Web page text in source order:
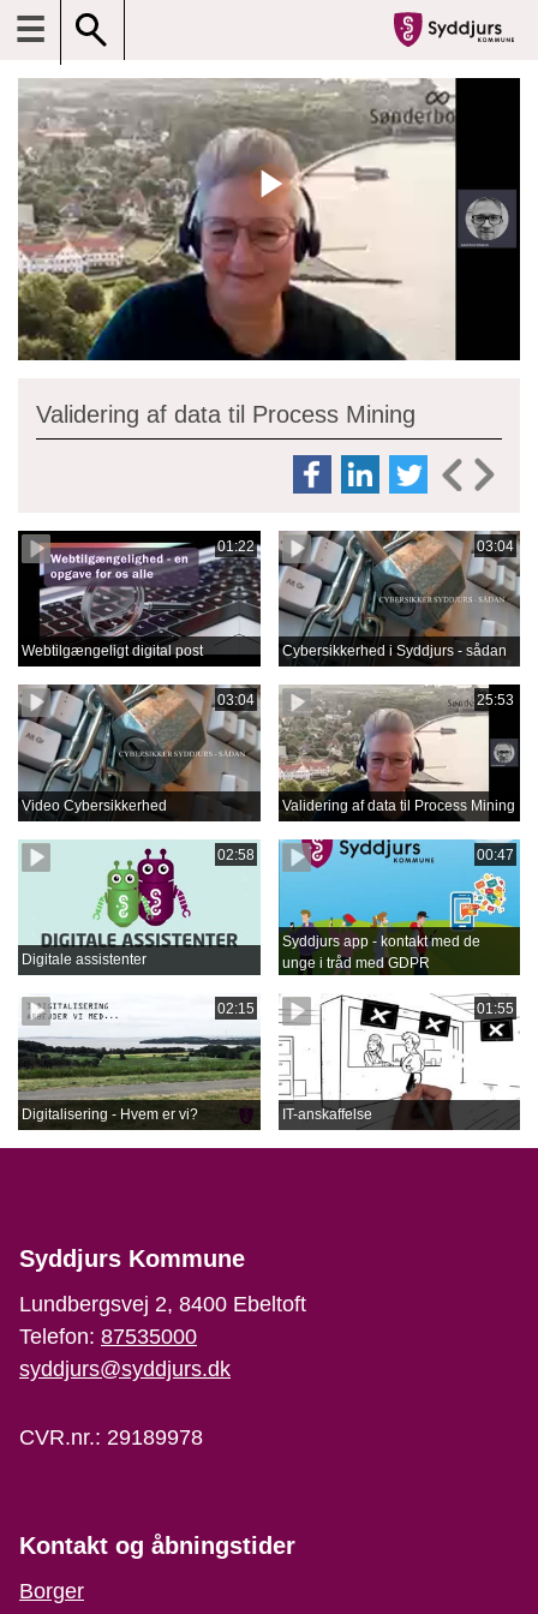
☰
Validering af data til Process Mining
01:22
Webtilgængeligt digital post
03:04
Cybersikkerhed i Syddjurs - sådan
03:04
Video Cybersikkerhed
25:53
Validering af data til Process Mining
02:58
Digitale assistenter
00:47
Syddjurs app - kontakt med de
unge i tråd med GDPR
02:15
Digitalisering - Hvem er vi?
01:55
IT-anskaffelse
Syddjurs Kommune
Lundbergsvej 2, 8400 Ebeltoft
Telefon: 87535000
syddjurs@syddjurs.dk
CVR.nr.: 29189978
Kontakt og åbningstider
Borger